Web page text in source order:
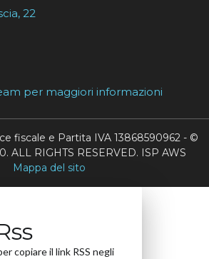
22
per maggiori informazioni
fiscale e Partita IVA 13868590962 - ©
ALL RIGHTS RESERVED. ISP AWS
Mappa del sito
copiare il link RSS negli